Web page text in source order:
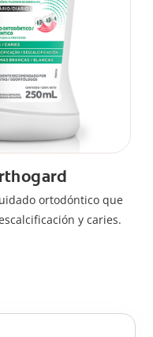
ortodóntico que
y caries.